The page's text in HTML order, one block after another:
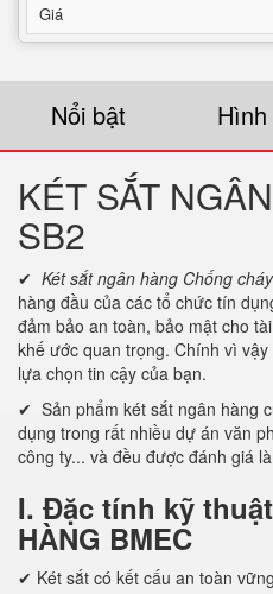
Giá
Nổi bật
KÉT SẮT
SB2
✔ Két sắt ngân hàng Chống
hàng đầu của các tổ chức tín
đảm bảo an toàn, bảo mật cho
khế ước quan trọng. Chính vì
lựa chọn tin cậy của bạn.
✔ Sản phẩm két sắt ngân hàng
dụng trong rất nhiều dự án văn
công ty... và đều được đánh giá
I. Đặc tính kỹ
HÀNG BMEC
✔ Két sắt có kết cấu an toàn